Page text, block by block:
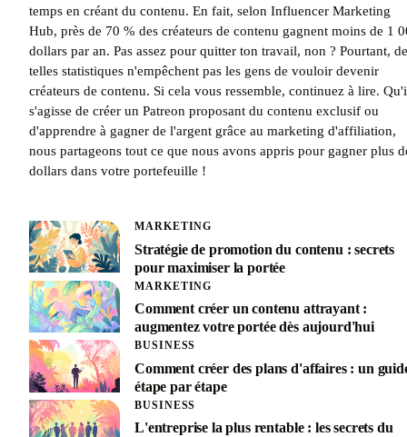
temps en créant du contenu. En fait, selon Influencer Marketing
Hub, près de 70 % des créateurs de contenu gagnent moins de 1
dollars par an. Pas assez pour quitter ton travail, non ? Pourtant, de
telles statistiques n'empêchent pas les gens de vouloir devenir
créateurs de contenu. Si cela vous ressemble, continuez à lire.
s'agisse de créer un Patreon proposant du contenu exclusif ou
d'apprendre à gagner de l'argent grâce au marketing d'affiliation,
nous partageons tout ce que nous avons appris pour gagner plus
dollars dans votre portefeuille !
MARKETING
Stratégie de promotion du contenu : secrets
pour maximiser la portée
MARKETING
Comment créer un contenu attrayant :
augmentez votre portée dès aujourd'hui
BUSINESS
Comment créer des plans d'affaires : un
étape par étape
BUSINESS
L'entreprise la plus rentable : les secrets du